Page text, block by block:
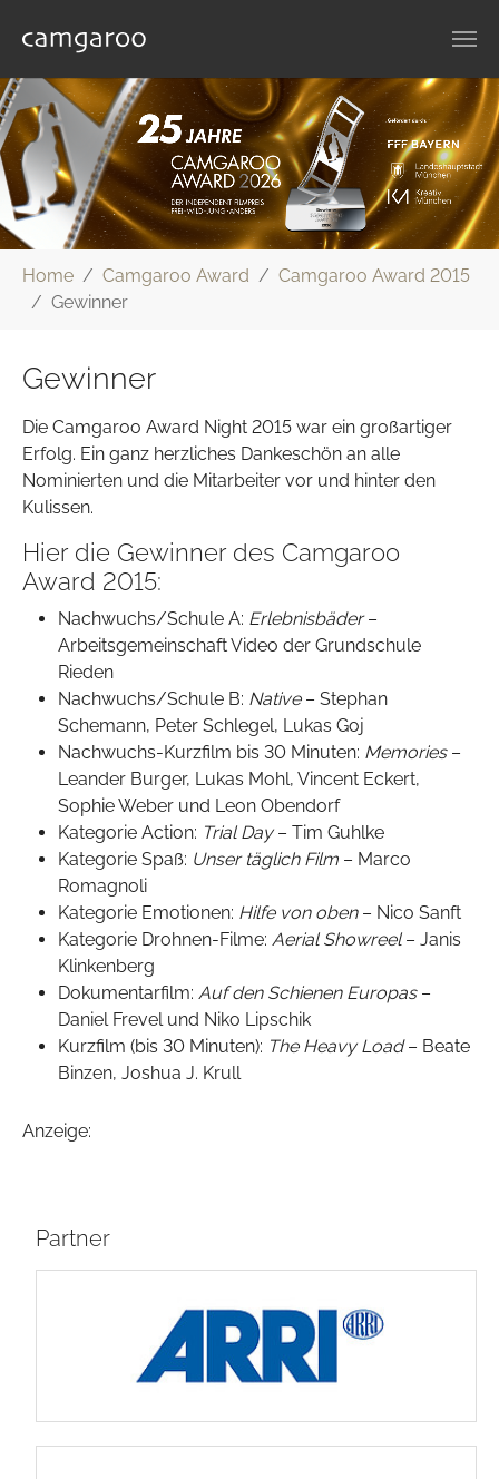
Zum Hauptinhalt springen
Home Camgaroo Award
Camgaroo Award 2015
Gewinner
Gewinner
Die Camgaroo Award Night 2015 war ein großartiger
Erfolg. Ein ganz herzliches Dankeschön an alle
Nominierten und die Mitarbeiter vor und hinter den
Kulissen.
Hier die Gewinner des Camgaroo
Award 2015:
Nachwuchs/Schule A: Erlebnisbäder–
Arbeitsgemeinschaft Video der Grundschule
Rieden
Nachwuchs/Schule B: Native– Stephan
Schemann, Peter Schlegel, Lukas Goj
Nachwuchs-Kurzfilm bis 30 Minuten: Memories–
Leander Burger, Lukas Mohl, Vincent Eckert,
Sophie Weber und Leon Obendorf
Kategorie Action: Trial Day– Tim Guhlke
Kategorie Spaß: Unser täglich Film – Marco
Romagnoli
Kategorie Emotionen: Hilfe von oben– Nico Sanft
Kategorie Drohnen-Filme: Aerial Showreel– Janis
Klinkenberg
Dokumentarfilm: Auf den Schienen Europas–
Daniel Frevel und Niko Lipschik
Kurzfilm (bis 30 Minuten): The Heavy Load– Beate
Binzen, Joshua J. Krull
Anzeige:
Partner